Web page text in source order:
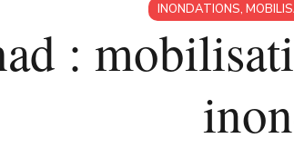
INONDATIONS,
: